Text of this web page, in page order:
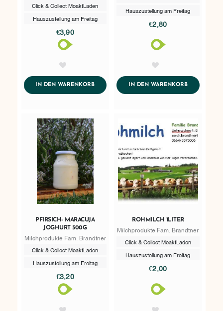
Click & Collect MoaktLaden
Hauszustellung am Freitag
€3,90
IN DEN WARENKORBADDTOCART
Hauszustellung am Freitag
€2,80
IN DEN WARENKORBADDTOCART
PFIRSICH- MARACUJA
JOGHURT 500G
Milchprodukte Fam. Brandtner
Click & Collect MoaktLaden
Hauszustellung am Freitag
€3,20
ROHMILCH 1LITER
Milchprodukte Fam. Brandtner
Click & Collect MoaktLaden
Hauszustellung am Freitag
€2,00